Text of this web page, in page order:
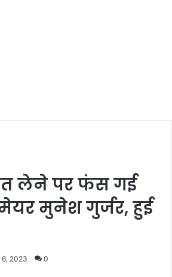
लेने पर फंस गई
मुनेश गुर्जर, हुई
6, 2023 0